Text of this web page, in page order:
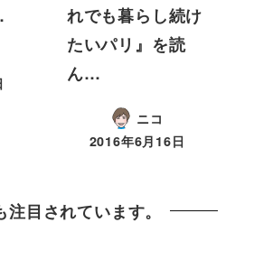
れでも暮らし続け
たいパリ』を読
ん…
ニコ
2016年6月16日
注目されています。